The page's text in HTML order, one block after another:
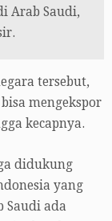
Arab Saudi,
tersebut,
mengekspor
kecapnya.
didukung
yang
Saudi ada